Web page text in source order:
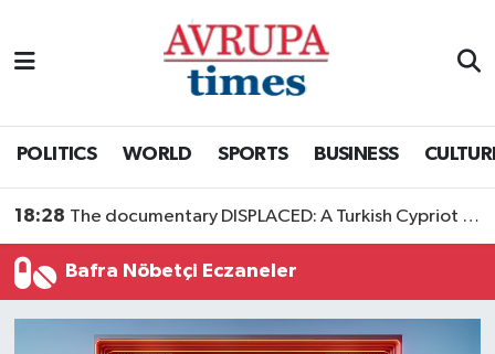
POLITICS WORLD SPORTS BUSINESS
18:28 The documentary DISPLACED: A Turkish Cypriot Story is now available to watch
Bafra Nöbetçi Eczaneler
Nöbetçi Eczaneler